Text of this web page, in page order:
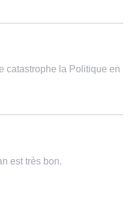
catastrophe la Politique en
est très bon.